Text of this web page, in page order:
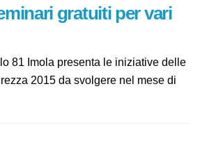
gratuiti per
81 Imola presenta le iniziative
Sicurezza 2015 da svolgere nel